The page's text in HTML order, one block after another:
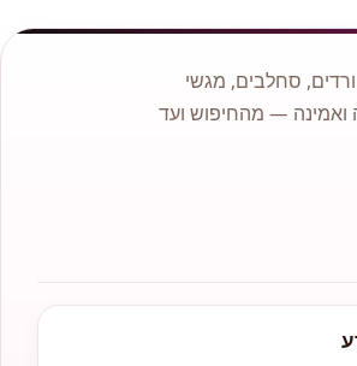
סחלבים, מגשי
ואמינה — מהחיפוש ועד